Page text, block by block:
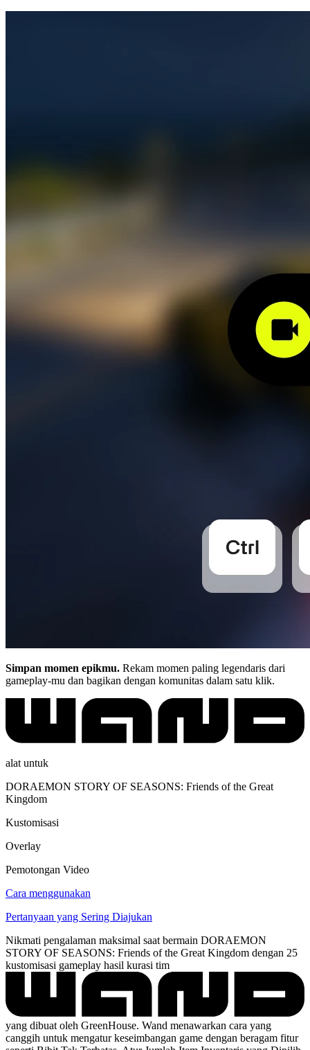
Simpan momen epikmu. Rekam momen paling legendaris dari
gameplay-mu dan bagikan dengan komunitas dalam satu klik.
alat untuk
DORAEMON STORY OF SEASONS: Friends of the Great
Kingdom
Kustomisasi
Overlay
Pemotongan Video
Cara menggunakan
Pertanyaan yang Sering Diajukan
Nikmati pengalaman maksimal saat bermain DORAEMON
STORY OF SEASONS: Friends of the Great Kingdom dengan 25
kustomisasi gameplay hasil kurasi tim
yang dibuat oleh GreenHouse. Wand menawarkan cara yang
canggih untuk mengatur keseimbangan game dengan beragam fitur